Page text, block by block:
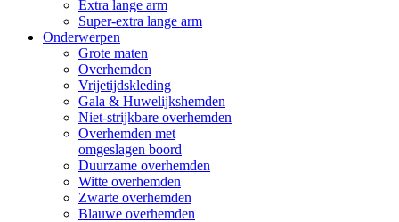
Extra lange arm
Super-extra lange arm
Onderwerpen
Grote maten
Overhemden
Vrijetijdskleding
Gala & Huwelijkshemden
Niet-strijkbare overhemden
Overhemden met
omgeslagen boord
Duurzame overhemden
Witte overhemden
Zwarte overhemden
Blauwe overhemden